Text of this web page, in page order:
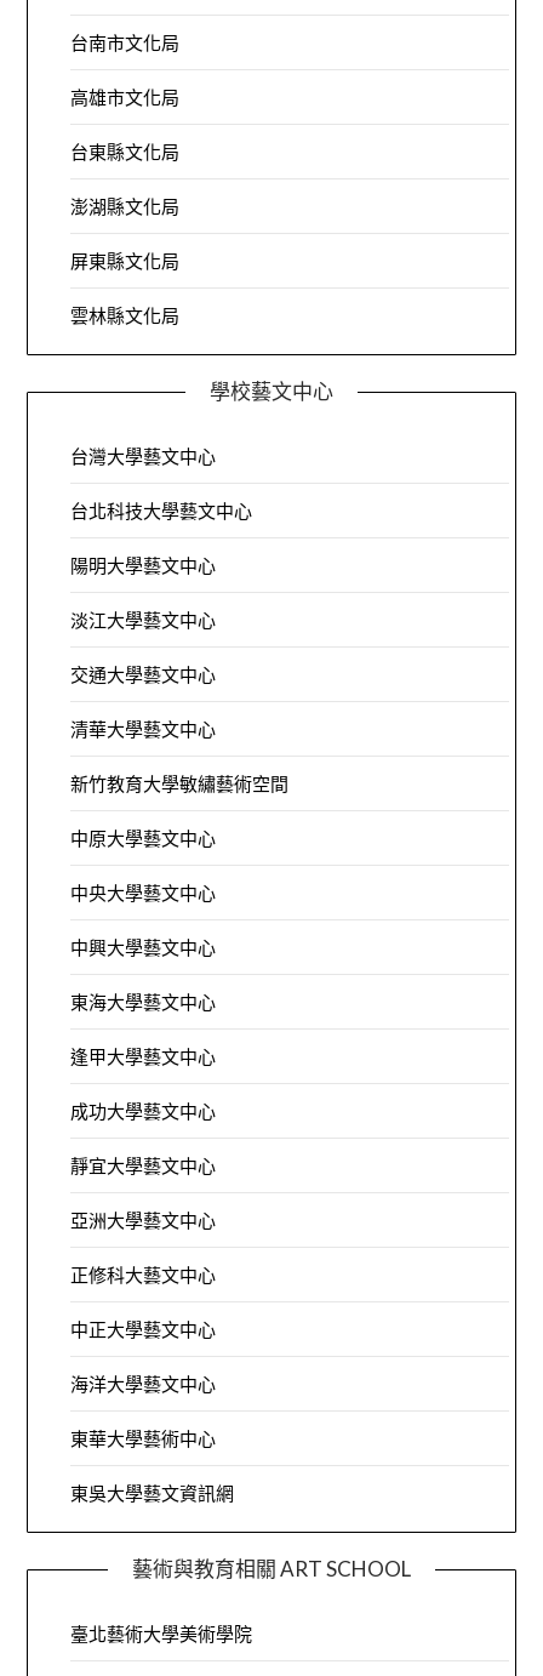
台南市文化局
高雄市文化局
台東縣文化局
澎湖縣文化局
屏東縣文化局
雲林縣文化局
學校藝文中心
台灣大學藝文中心
台北科技大學藝文中心
陽明大學藝文中心
淡江大學藝文中心
交通大學藝文中心
清華大學藝文中心
新竹教育大學敏繡藝術空間
中原大學藝文中心
中央大學藝文中心
中興大學藝文中心
東海大學藝文中心
逢甲大學藝文中心
成功大學藝文中心
靜宜大學藝文中心
亞洲大學藝文中心
正修科大藝文中心
中正大學藝文中心
海洋大學藝文中心
東華大學藝術中心
東吳大學藝文資訊網
藝術與教育相關 ART SCHOOL
臺北藝術大學美術學院